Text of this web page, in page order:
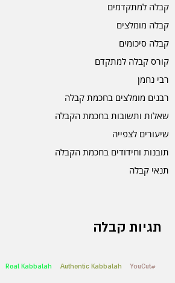
קבלה למתקדמים
קבלה מומלצים
קבלה סיכומים
קורס קבלה למתקדם
רבי נחמן
רבנים מומלצים בחכמת קבלה
שאלות ותשובות בחכמת הקבלה
שיעורים לצפייה
תובנות וחידודים בחכמת הקבלה
תנאי קבלה
תגיות קבלה
#YouCut
Authentic Kabbalah
Real Kabbalah